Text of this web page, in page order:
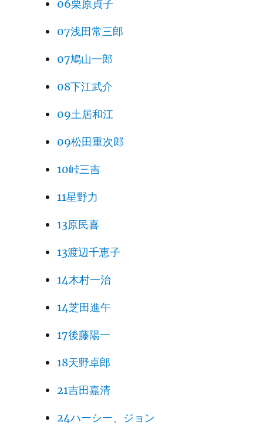
06栗原貞子
07浅田常三郎
07鳩山一郎
08下江武介
09土居和江
09松田重次郎
10峠三吉
11星野力
13原民喜
13渡辺千恵子
14木村一治
14芝田進午
17後藤陽一
18天野卓郎
21吉田嘉清
24ハーシー、ジョン